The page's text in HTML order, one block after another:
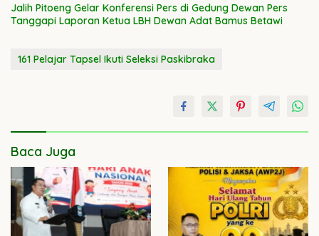
Jalih Pitoeng Gelar Konferensi Pers di Gedung Dewan Pers
Tanggapi Laporan Ketua LBH Dewan Adat Bamus Betawi
161 Pelajar Tapsel Ikuti Seleksi Paskibraka
Baca Juga